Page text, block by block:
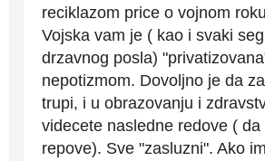
reciklazom price o vojnom
Vojska vam je ( kao i svaki
drzavnog posla)
nepotizmom. Dovoljno je da
trupi, i u obrazovanju i
videcete nasledne redove (
repove). Sve "zasluzni". Ako